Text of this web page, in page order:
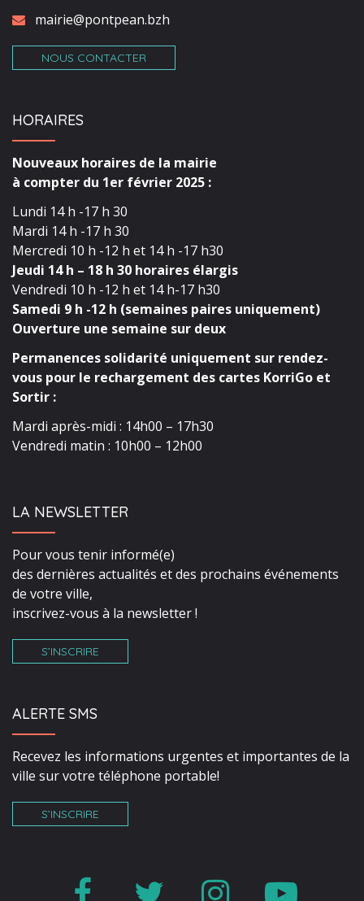
mairie@pontpean.bzh
NOUS CONTACTER
HORAIRES
Nouveaux horaires de la mairie
à compter du 1er février 2025 :
Lundi 14 h -17 h 30
Mardi 14 h -17 h 30
Mercredi 10 h -12 h et 14 h -17 h30
Jeudi 14 h – 18 h 30 horaires élargis
Vendredi 10 h -12 h et 14 h-17 h30
Samedi 9 h -12 h (semaines paires uniquement)
Ouverture une semaine sur deux
Permanences solidarité uniquement sur rendez-
vous pour le rechargement des cartes KorriGo et
Sortir :
Mardi après-midi : 14h00 – 17h30
Vendredi matin : 10h00 – 12h00
LA NEWSLETTER
Pour vous tenir informé(e)
des dernières actualités et des prochains événements
de votre ville,
inscrivez-vous à la newsletter !
S’INSCRIRE
ALERTE SMS
Recevez les informations urgentes et importantes de la
ville sur votre téléphone portable!
S’INSCRIRE
Lien Lien Lien